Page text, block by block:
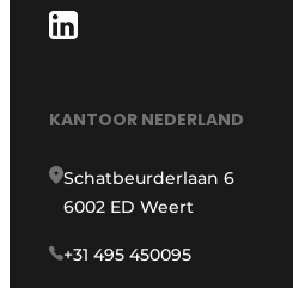
KANTOOR NEDERLAND
Schatbeurderlaan 6
6002 ED Weert
+31 495 450095